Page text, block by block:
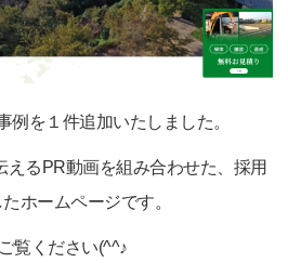
例を１件追加いたしました。
えるPR動画を組み合わせた、採用
ホームページです。
覧ください(^^♪